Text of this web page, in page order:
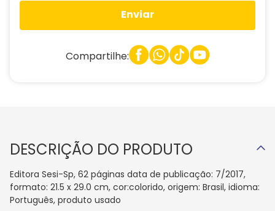
Enviar
Compartilhe:
DESCRIÇÃO DO PRODUTO
Editora Sesi-Sp, 62 páginas data de publicação: 7/2017,
formato: 21.5 x 29.0 cm, cor:colorido, origem: Brasil, idioma:
Português, produto usado